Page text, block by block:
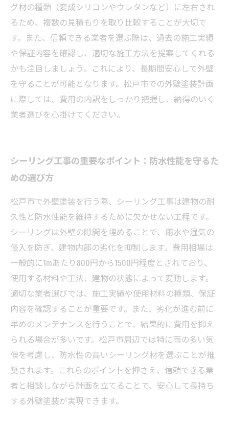
グ材の種類（変成シリコンやウレタンなど）に左右され
るため、複数の見積もりを取り比較することが大切で
す。また、信頼できる業者を選ぶ際は、過去の施工実績
や保証内容を確認し、適切な施工方法を提案してくれる
かも注目しましょう。これにより、長期間安心して外壁
を守ることが可能となります。松戸市での外壁塗装計画
に際しては、費用の内訳をしっかり把握し、納得のいく
業者選びを心掛けてください。
シーリング工事の重要なポイント：防水性能を守るた
めの選び方
松戸市で外壁塗装を行う際、シーリング工事は建物の耐
久性と防水性能を維持するために欠かせない工程です。
シーリングは外壁の隙間を埋めることで、雨水や湿気の
侵入を防ぎ、建物内部の劣化を抑制します。費用相場は
一般的に1mあたり800円から1500円程度とされており、
使用する材料や工法、建物の状態によって変動します。
適切な業者選びでは、施工実績や使用材料の種類、保証
内容を確認することが重要です。また、劣化が進む前に
早めのメンテナンスを行うことで、結果的に費用を抑え
られる場合が多いです。松戸市周辺では特に雨の多い気
候を考慮し、防水性の高いシーリング材を選ぶことが推
奨されます。これらのポイントを押さえ、信頼できる業
者と相談しながら計画を立てることで、安心して長持ち
する外壁塗装が実現できます。